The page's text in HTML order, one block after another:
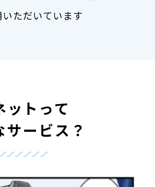
ただいています
ットって
サービス？